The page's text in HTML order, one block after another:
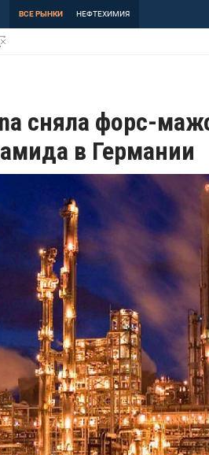
ВСЕ РЫНКИ НЕФТЕХИМИЯ
сняла форс-
в Германии